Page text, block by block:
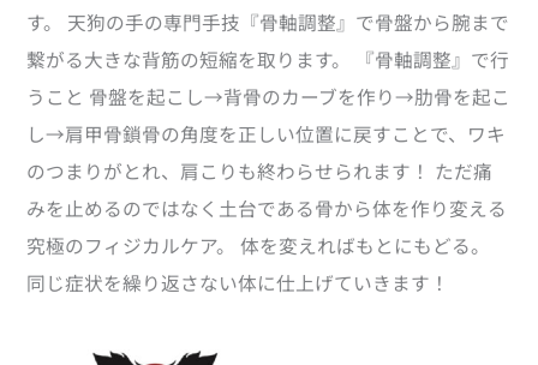
す。 天狗の手の専門手技『骨軸調整』で骨盤から腕まで
繋がる大きな背筋の短縮を取ります。 『骨軸調整』で行
うこと 骨盤を起こし→背骨のカーブを作り→肋骨を起こ
し→肩甲骨鎖骨の角度を正しい位置に戻すことで、ワキ
のつまりがとれ、肩こりも終わらせられます！ ただ痛
みを止めるのではなく土台である骨から体を作り変える
究極のフィジカルケア。 体を変えればもとにもどる。
同じ症状を繰り返さない体に仕上げていきます！